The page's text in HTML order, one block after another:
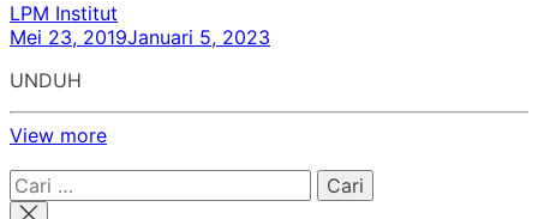
LPM Institut
Mei 23, 2019Januari 5, 2023
UNDUH
View more
Cari
untuk: